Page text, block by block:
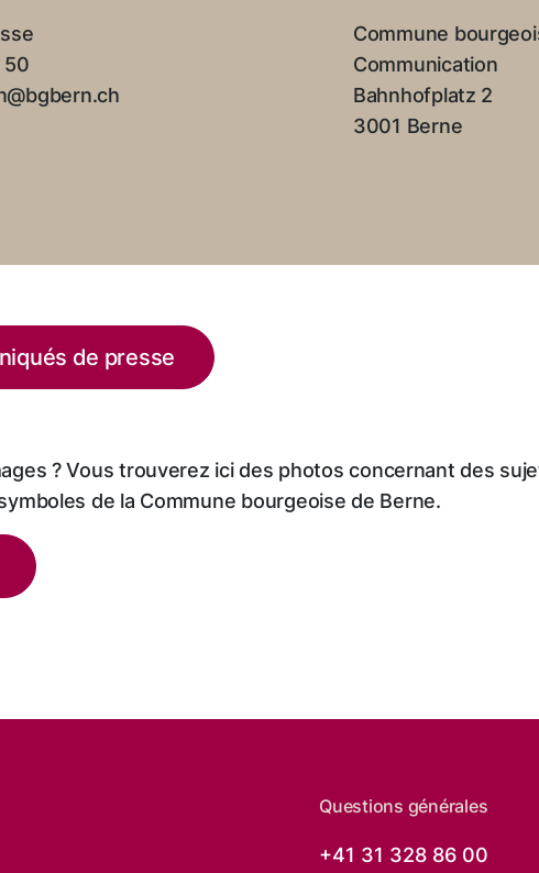
50
Commune
Communication
Bahnhofplatz 2
3001 Berne
de presse
? Vous trouverez ici des photos concernant des
de la Commune bourgeoise de Berne.
Questions générales
+41 31 328 86 00